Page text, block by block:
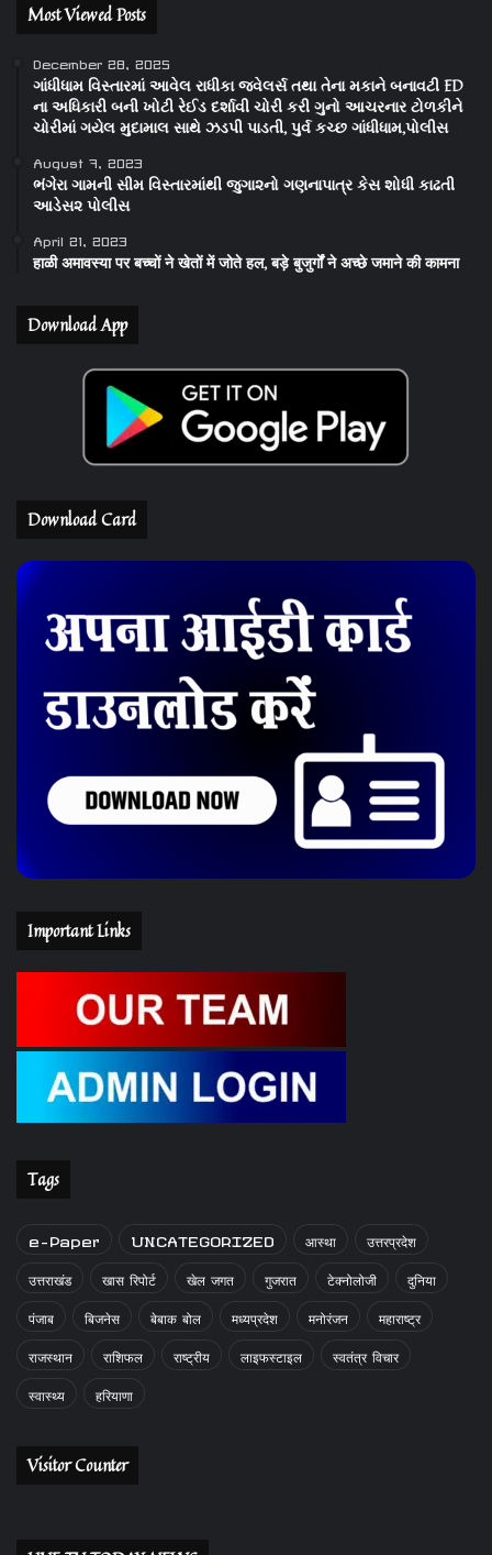
Most Viewed Posts
December 28, 2025
ગાંધીધામ વિસ્તારમાં આવેલ રાધીકા જવેલર્સ તથા તેના મકાને બનાવટી ED
ના અધિકારી બની ખોટી રેઈડ દર્શાવી ચોરી કરી ગુનો આચરનાર ટોળકીને
ચોરીમાં ગયેલ મુદામાલ સાથે ઝડપી પાડતી, પુર્વ કચ્છ ગાંધીધામ,પોલીસ
August 7, 2023
ભંગેરા ગામની સીમ વિસ્તારમાંથી જુગા૨નો ગણનાપાત્ર કેસ શોધી કાઢતી
આડેસ૨ પોલીસ
April 21, 2023
हाळी अमावस्या पर बच्चों ने खेतों में जोते हल, बड़े बुजुर्गों ने अच्छे जमाने की कामना
Download App
Download Card
Important Links
Tags
e-Paper UNCATEGORIZED आस्था उत्तरप्रदेश
उत्तराखंड खास रिपोर्ट खेल जगत गुजरात टेक्नोलोजी दुनिया
पंजाब बिजनेस बेबाक बोल मध्यप्रदेश मनोरंजन महाराष्ट्र
राजस्थान राशिफल राष्ट्रीय लाइफस्टाइल स्वतंत्र विचार
स्वास्थ्य हरियाणा
Visitor Counter